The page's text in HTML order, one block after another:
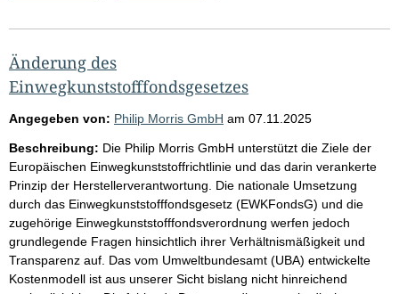
Änderung des
Einwegkunststofffondsgesetzes
Angegeben von: Philip Morris GmbH am 07.11.2025
Beschreibung: Die Philip Morris GmbH unterstützt die Ziele der
Europäischen Einwegkunststoffrichtlinie und das darin verankerte
Prinzip der Herstellerverantwortung. Die nationale Umsetzung
durch das Einwegkunststofffondsgesetz (EWKFondsG) und die
zugehörige Einwegkunststofffondsverordnung werfen jedoch
grundlegende Fragen hinsichtlich ihrer Verhältnismäßigkeit und
Transparenz auf. Das vom Umweltbundesamt (UBA) entwickelte
Kostenmodell ist aus unserer Sicht bislang nicht hinreichend